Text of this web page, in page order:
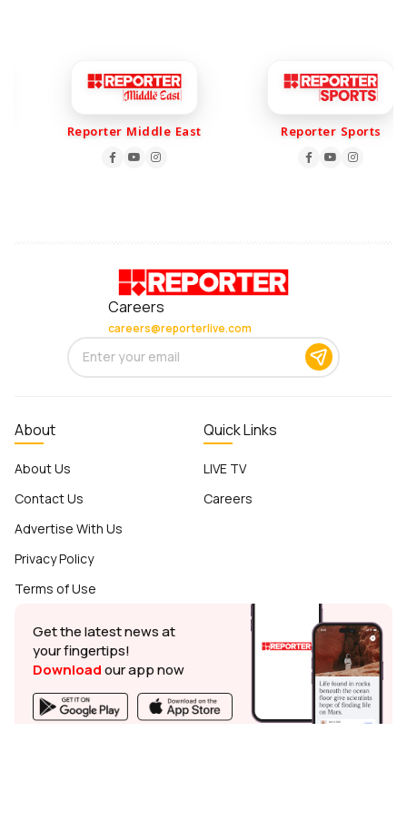
Reporter Middle East Reporter Sports
Careers
careers@reporterlive.com
About
About Us
Contact Us
Advertise With Us
Privacy Policy
Terms of Use
Quick Links
LIVE TV
Careers
Get the latest news at
your fingertips!
Downloadour app now